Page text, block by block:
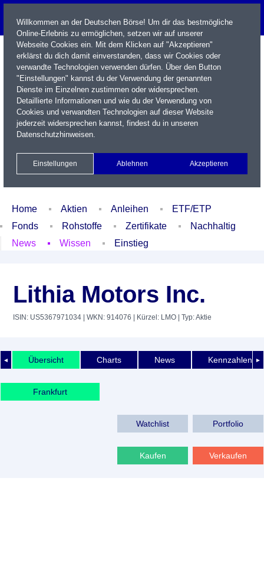
Name / WKN / ISIN / Kürzel
Xetra Realtime
Watchlist Portfolio Login
Home Aktien Anleihen
ETF/ETP
Fonds
Rohstoffe Zertifikate
Nachhaltig
News
Wissen Einstieg
Lithia Motors Inc.
ISIN: US5367971034 | WKN: 914076 | Kürzel: LMO | Typ: Aktie
◄ ►
Übersicht Charts News Kennzahlen
Frankfurt
Watchlist Portfolio
Kaufen Verkaufen
Willkommen an der Deutschen Börse! Um dir das bestmögliche
Online-Erlebnis zu ermöglichen, setzen wir auf unserer
Webseite Cookies ein. Mit dem Klicken auf "Akzeptieren"
erklärst du dich damit einverstanden, dass wir Cookies oder
verwandte Technologien verwenden dürfen. Über den Button
"Einstellungen" kannst du der Verwendung der genannten
Dienste im Einzelnen zustimmen oder widersprechen.
Detaillierte Informationen und wie du der Verwendung von
Cookies und verwandten Technologien auf dieser Website
jederzeit widersprechen kannst, findest du in unseren
Datenschutzhinweisen.
Einstellungen Ablehnen Akzeptieren